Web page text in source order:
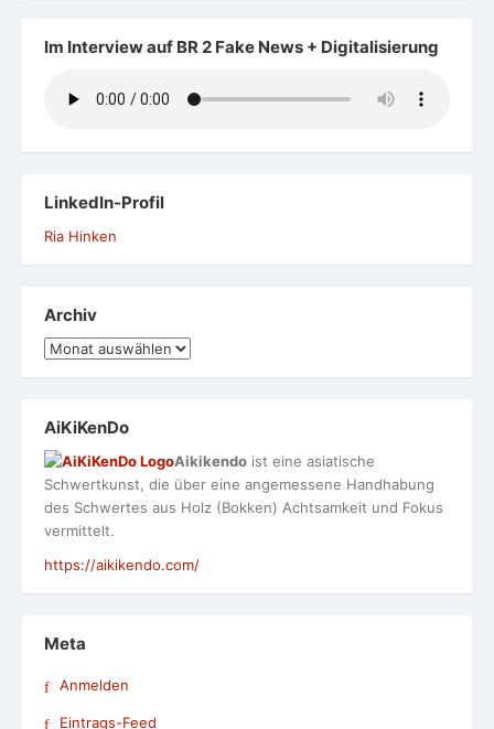
Im Interview auf BR 2 Fake News + Digitalisierung
LinkedIn-Profil
Ria Hinken
Archiv
Archiv
AiKiKenDo
Aikikendo ist eine asiatische
Schwertkunst, die über eine angemessene Handhabung
des Schwertes aus Holz (Bokken) Achtsamkeit und Fokus
vermittelt.
https://aikikendo.com/
Meta
Anmelden
Eintrags-Feed